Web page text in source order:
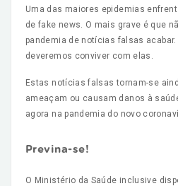
Uma das maiores epidemias
de fake news. O mais grave é que
pandemia de notícias falsas
deveremos conviver com elas.
Estas notícias falsas tornam-se
ameaçam ou causam danos à
agora na pandemia do novo
Previna-se!
O Ministério da Saúde inclusive